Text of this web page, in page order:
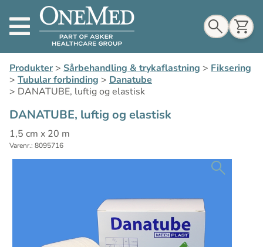
Indkøbskurv
Produkter> Sårbehandling & trykaflastning > Fiksering
> Tubular forbinding > Danatube
> DANATUBE, luftig og elastisk
DANATUBE, luftig og elastisk
1,5 cm x 20 m
Varenr.: 8095716